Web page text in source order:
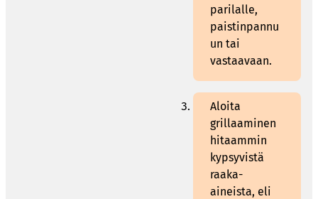
parilalle,
paistinpannu
un tai
vastaavaan.
Aloita
grillaaminen
hitaammin
kypsyvistä
raaka-
aineista, eli